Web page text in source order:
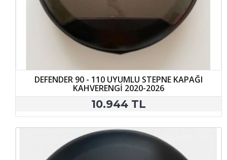
DEFENDER 90 - 110 UYUMLU STEPNE KAPAĞI
KAHVERENGİ 2020-2026
10.944 TL